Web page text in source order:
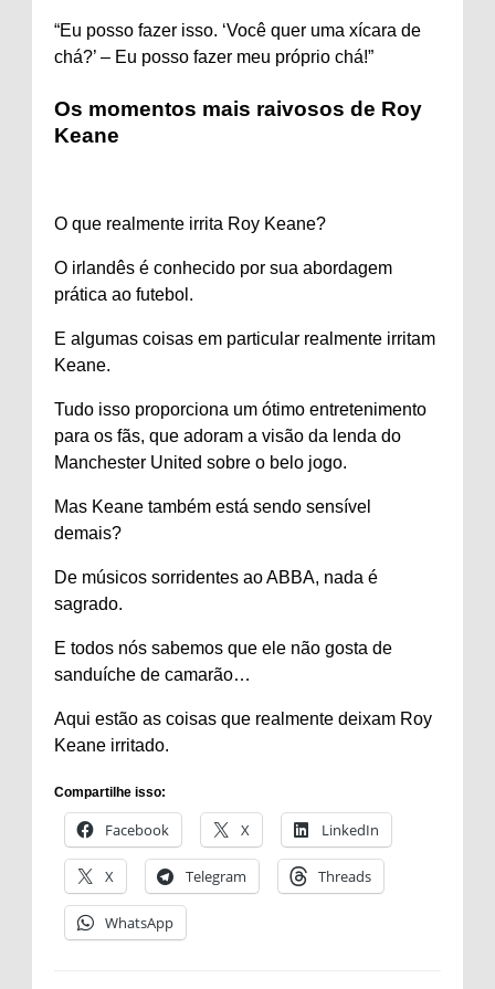
“Eu posso fazer isso. ‘Você quer uma xícara de
chá?’ – Eu posso fazer meu próprio chá!”
Os momentos mais raivosos de Roy
Keane
O que realmente irrita Roy Keane?
O irlandês é conhecido por sua abordagem
prática ao futebol.
E algumas coisas em particular realmente irritam
Keane.
Tudo isso proporciona um ótimo entretenimento
para os fãs, que adoram a visão da lenda do
Manchester United sobre o belo jogo.
Mas Keane também está sendo sensível
demais?
De músicos sorridentes ao ABBA, nada é
sagrado.
E todos nós sabemos que ele não gosta de
sanduíche de camarão…
Aqui estão as coisas que realmente deixam Roy
Keane irritado.
Compartilhe isso:
Facebook X LinkedIn
X Telegram Threads
WhatsApp